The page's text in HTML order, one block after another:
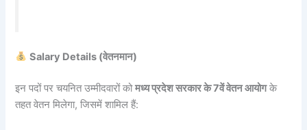
Salary Details (वेतनमान)
इन पदों पर चयनित उम्मीदवारों कोमध्य प्रदेश सरकार के 7वें वेतन आयोगके
तहत वेतन मिलेगा, जिसमें शामिल हैं: